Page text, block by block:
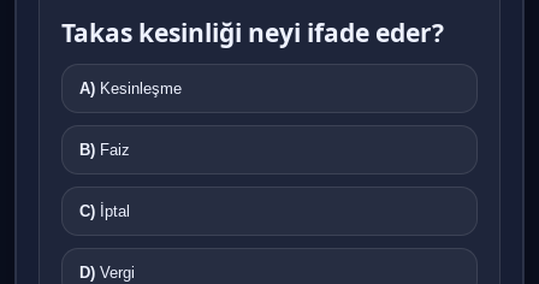
Takas kesinliği neyi ifade eder?
A) Kesinleşme
B) Faiz
C) İptal
D) Vergi